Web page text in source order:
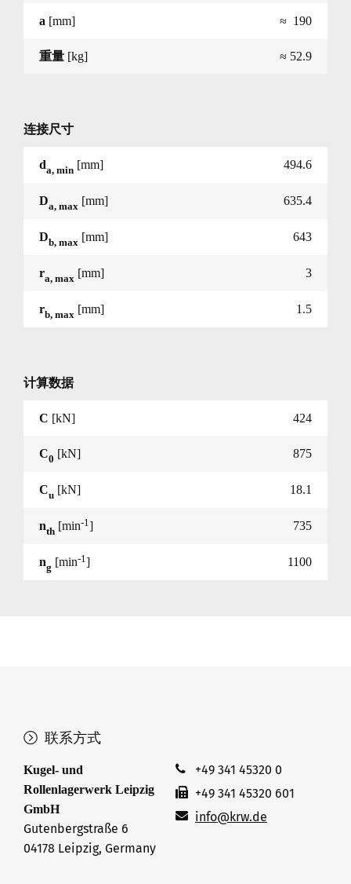
a [mm] ≈ 190
重量 [kg] ≈ 52.9
连接尺寸
da, min [mm] 494.6
Da, max [mm] 635.4
Db, max [mm] 643
ra, max [mm] 3
rb, max [mm] 1.5
计算数据
C [kN] 424
C0 [kN] 875
Cu [kN] 18.1
nth [min-1] 735
ng [min-1] 1100
联系方式
Kugel- und
Rollenlagerwerk Leipzig
GmbH
Gutenbergstraße 6
04178 Leipzig, Germany
+49 341 45320 0
+49 341 45320 601
info@krw.de